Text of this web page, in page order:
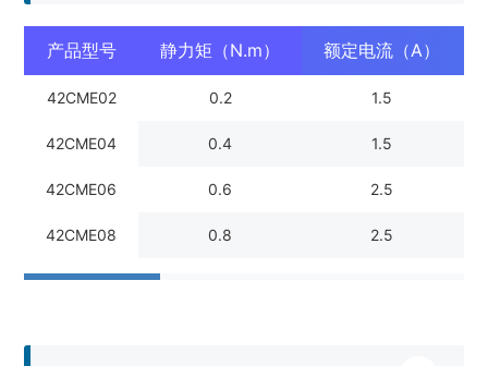
产品型号 静力矩（N.m） 额定电流（A）
42CME02 0.2 1.5
42CME04 0.4 1.5
42CME06 0.6 2.5
42CME08 0.8 2.5